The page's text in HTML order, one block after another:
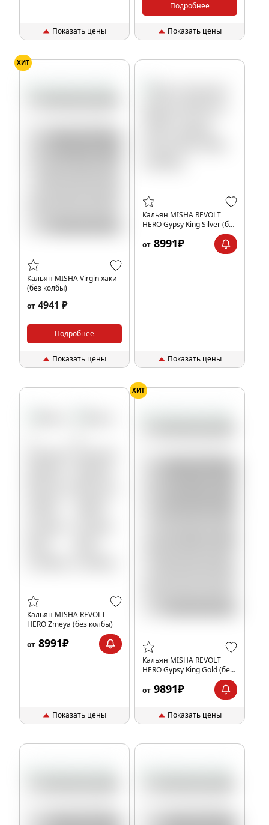
Показать цены
Подробнее
Показать цены
ХИТ
Кальян MISHA Virgin хаки
(без колбы)
от 4941 ₽
Подробнее
Показать цены
Кальян MISHA REVOLT
HERO Gypsy King Silver (без
от 8991₽
Показать цены
Кальян MISHA REVOLT
HERO Zmeya (без колбы)
от 8991₽
Показать цены
ХИТ
Кальян MISHA REVOLT
HERO Gypsy King Gold (без
от 9891₽
Показать цены